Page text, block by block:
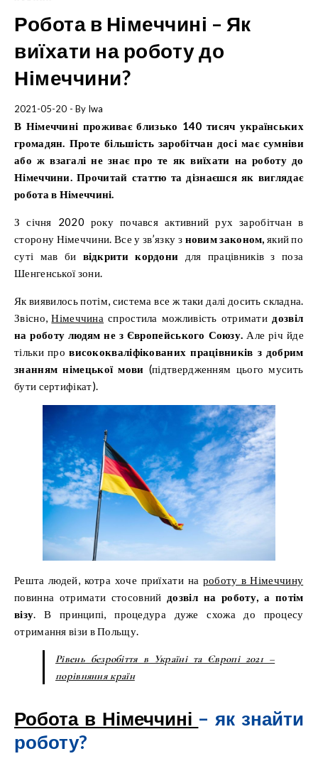
Робота в Німеччині – Як
виїхати на роботу до
Німеччини?
2021-05-20 - By Iwa
В Німеччині проживає близько 140 тисяч українських
громадян. Проте більшість заробітчан досі має сумніви
або ж взагалі не знає про те як виїхати на роботу до
Німеччини. Прочитай статтю та дізнаєшся як виглядає
робота в Німеччині.
З січня 2020 року почався активний рух заробітчан в
сторону Німеччини. Все у зв’язку з новим законом, який по
суті мав би відкрити кордони для працівників з поза
Шенгенської зони.
Як виявилось потім, система все ж таки далі досить складна.
Звісно,Німеччина спростила можливість отримати дозвіл
на роботу людям не з Європейського Союзу. Але річ йде
тільки провисококваліфікованих працівників з добрим
знанням німецької мови (підтвердженням цього мусить
бути сертифікат).
Решта людей, котра хоче приїхати на роботу в Німеччину
повинна отримати стосовний дозвіл на роботу, а потім
візу. В принципі, процедура дуже схожа до процесу
отримання візи в Польщу.
Рівень безробіття в Україні та Європі 2021 –
порівняння країн
Робота в Німеччині – як знайти
роботу?